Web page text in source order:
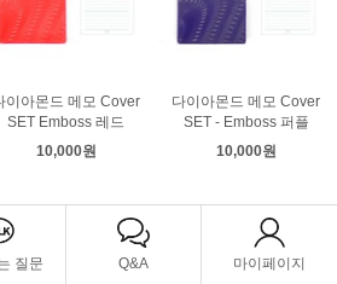
이아몬드 메모 Cover
SET Emboss 레드
10,000원
다이아몬드 메모 Cover
SET - Emboss 퍼플
10,000원
질문 Q&A 마이페이지